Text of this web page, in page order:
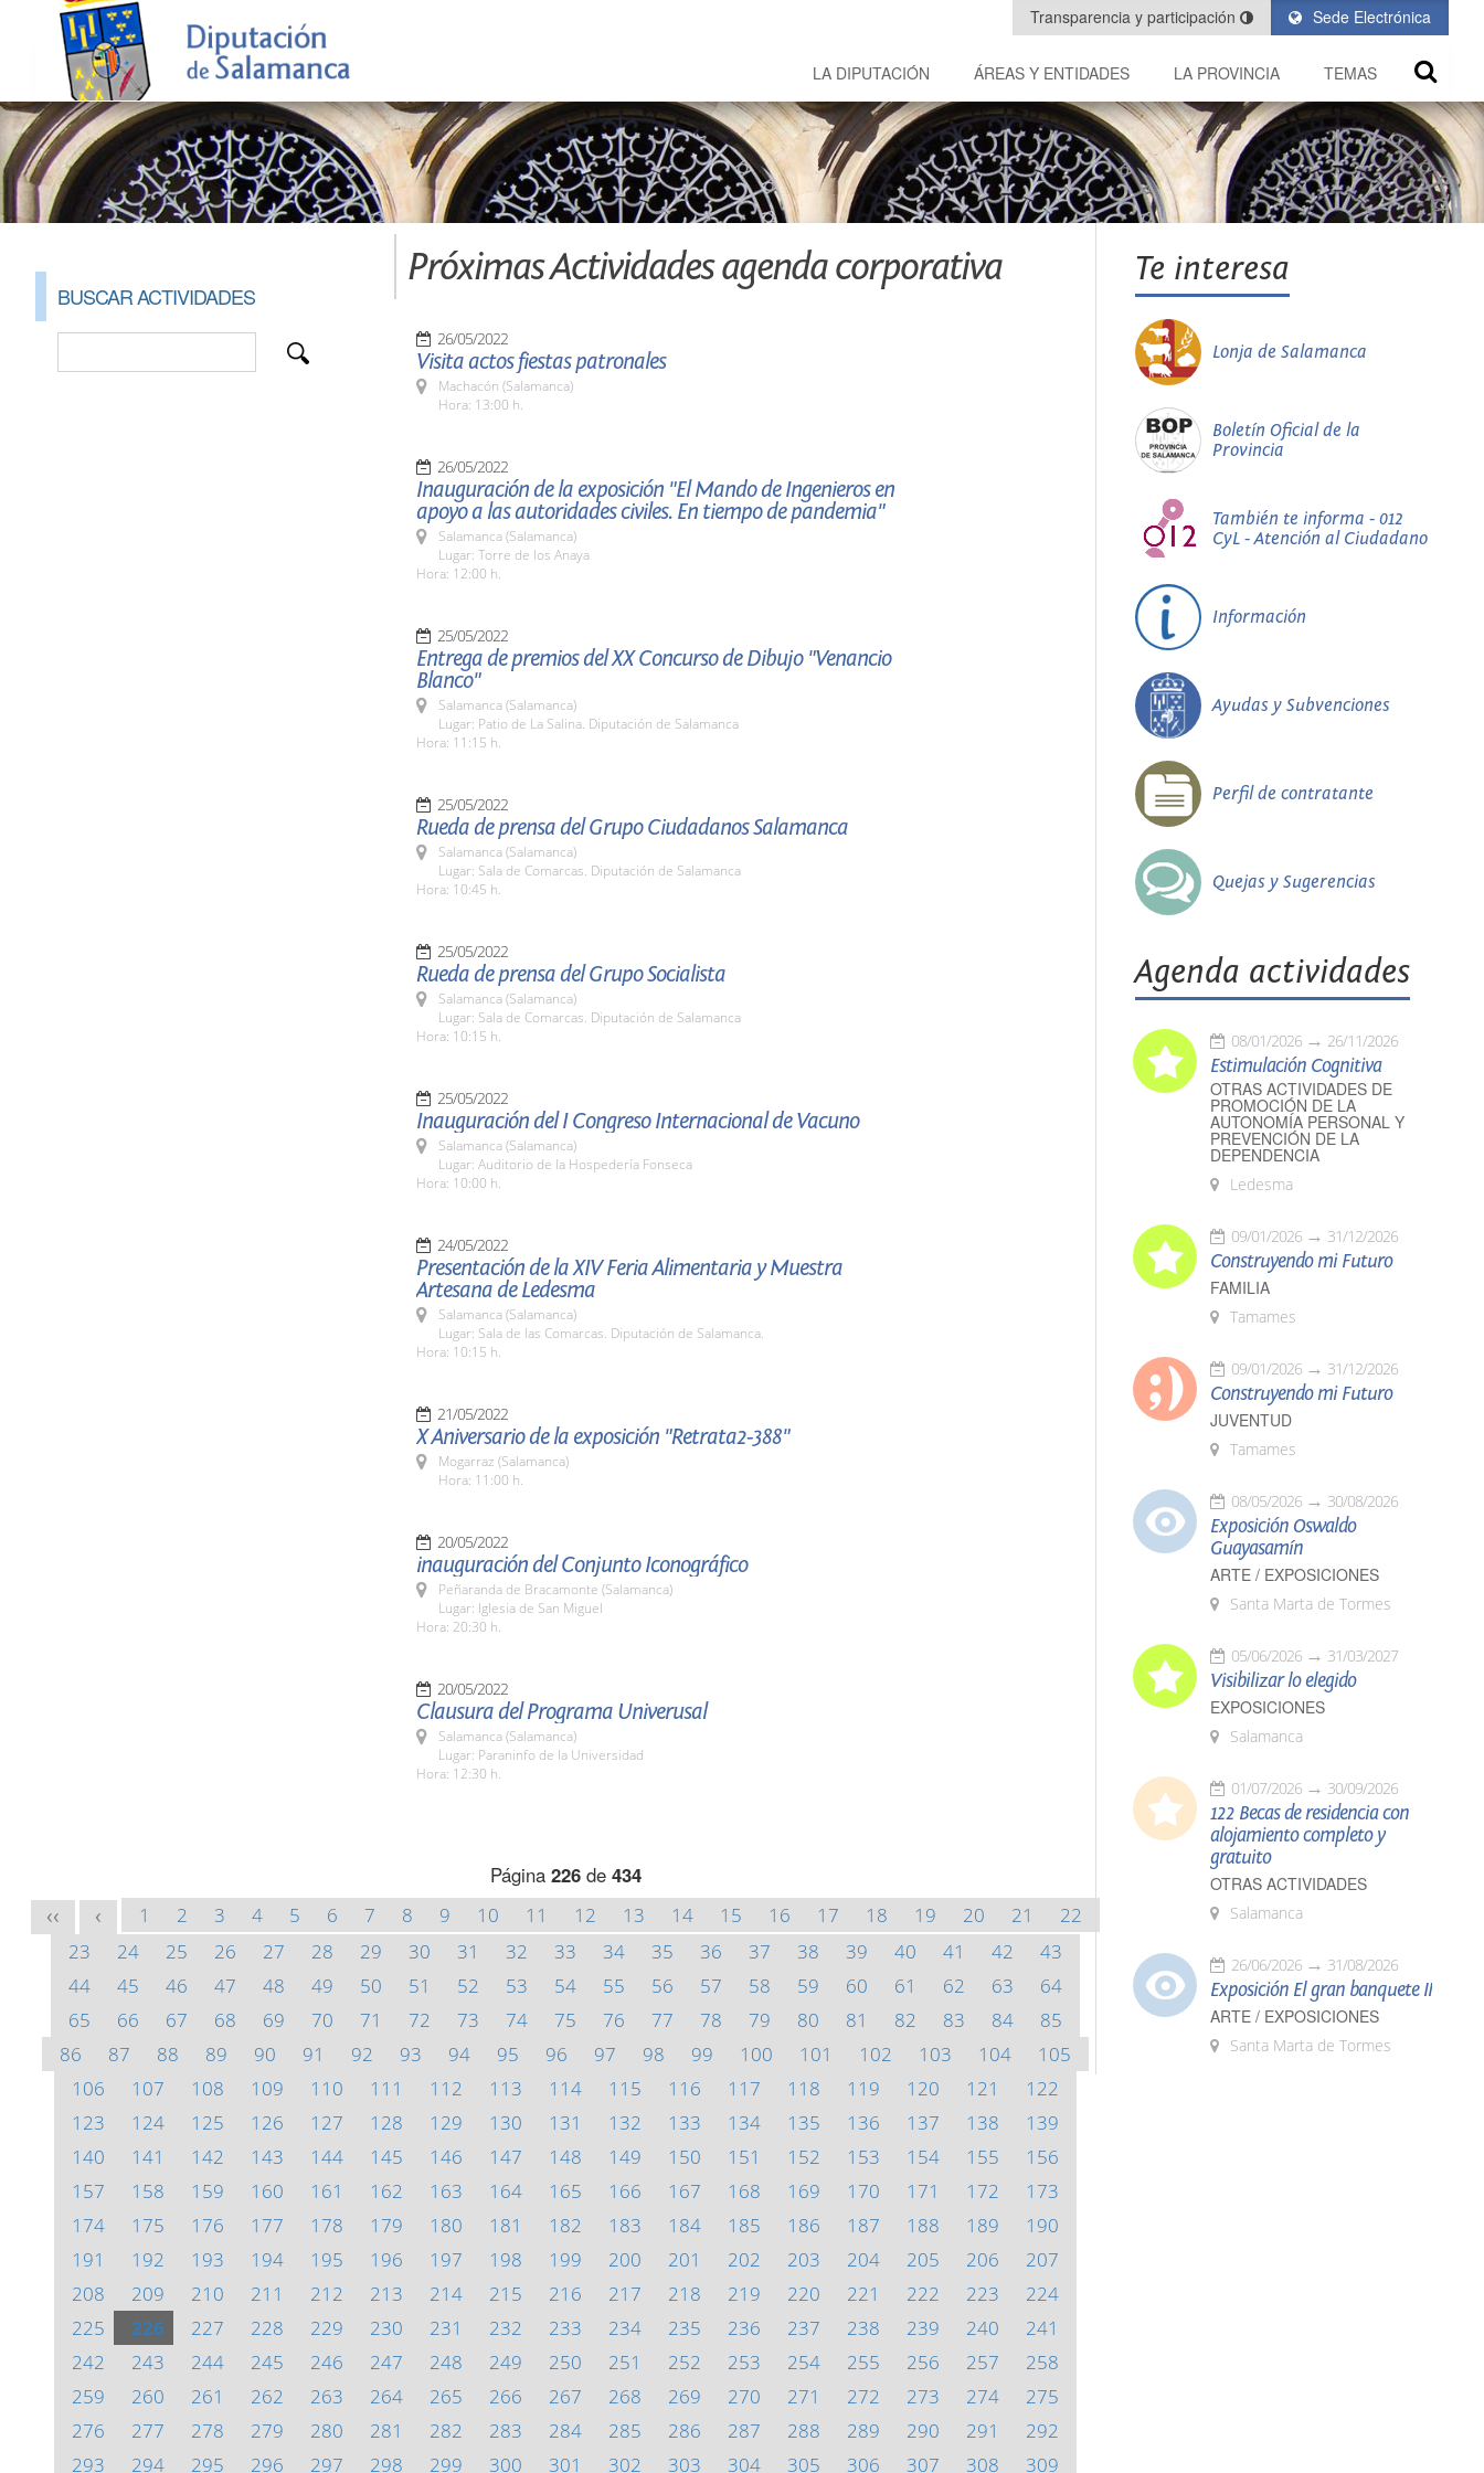
Sede Electrónica
Transparencia y participación
LA DIPUTACIÓN ÁREAS Y ENTIDADES LA PROVINCIA TEMAS
BUSCAR ACTIVIDADES
Próximas Actividades agenda corporativa
26/05/2022
Visita actos fiestas patronales
Machacón (Salamanca)
Hora: 13:00 h.
26/05/2022
Inauguración de la exposición "El Mando de Ingenieros en
apoyo a las autoridades civiles. En tiempo de pandemia"
Salamanca (Salamanca)
Lugar: Torre de los Anaya
Hora: 12:00 h.
25/05/2022
Entrega de premios del XX Concurso de Dibujo "Venancio
Blanco"
Salamanca (Salamanca)
Lugar: Patio de La Salina. Diputación de Salamanca
Hora: 11:15 h.
25/05/2022
Rueda de prensa del Grupo Ciudadanos Salamanca
Salamanca (Salamanca)
Lugar: Sala de Comarcas. Diputación de Salamanca
Hora: 10:45 h.
25/05/2022
Rueda de prensa del Grupo Socialista
Salamanca (Salamanca)
Lugar: Sala de Comarcas. Diputación de Salamanca
Hora: 10:15 h.
25/05/2022
Inauguración del I Congreso Internacional de Vacuno
Salamanca (Salamanca)
Lugar: Auditorio de la Hospedería Fonseca
Hora: 10:00 h.
24/05/2022
Presentación de la XIV Feria Alimentaria y Muestra
Artesana de Ledesma
Salamanca (Salamanca)
Lugar: Sala de las Comarcas. Diputación de Salamanca.
Hora: 10:15 h.
21/05/2022
X Aniversario de la exposición "Retrata2-388"
Mogarraz (Salamanca)
Hora: 11:00 h.
20/05/2022
inauguración del Conjunto Iconográfico
Peñaranda de Bracamonte (Salamanca)
Lugar: Iglesia de San Miguel
Hora: 20:30 h.
20/05/2022
Clausura del Programa Univerusal
Salamanca (Salamanca)
Lugar: Paraninfo de la Universidad
Hora: 12:30 h.
Página 226de 434
<< < 1 2 3 4 5 6 7 8 9 10 11 12 13 14 15 16 17 18 19 20 21
22
23
24 25 26 27 28 29 30 31 32 33 34 35 36 37 38 39 40 41 42
43
44
45 46 47 48 49 50 51 52 53 54 55 56 57 58 59 60 61 62 63
64
65
66 67 68 69 70 71 72 73 74 75 76 77 78 79 80 81 82 83 84
85
86
87 88 89 90 91 92 93 94 95 96 97 98 99 100 101 102 103 104
105
106
107 108 109 110 111 112 113 114 115 116 117 118 119 120 121
122
123
124 125 126 127 128 129 130 131 132 133 134 135 136 137 138
139
140
141 142 143 144 145 146 147 148 149 150 151 152 153 154 155
156
157
158 159 160 161 162 163 164 165 166 167 168 169 170 171 172
173
174
175 176 177 178 179 180 181 182 183 184 185 186 187 188 189
190
191
192 193 194 195 196 197 198 199 200 201 202 203 204 205 206
207
208
209 210 211 212 213 214 215 216 217 218 219 220 221 222 223
224
225
226 227 228 229 230 231 232 233 234 235 236 237 238 239 240
241
242
243 244 245 246 247 248 249 250 251 252 253 254 255 256 257
258
259
260 261 262 263 264 265 266 267 268 269 270 271 272 273 274
275
276
277 278 279 280 281 282 283 284 285 286 287 288 289 290 291
292
293
294 295 296 297 298 299 300 301 302 303 304 305 306 307 308 309
Te interesa
Lonja de Salamanca
Boletín Oficial de la
Provincia
También te informa - 012
CyL - Atención al Ciudadano
Información
Ayudas y Subvenciones
Perfil de contratante
Quejas y Sugerencias
Agenda actividades
08/01/2026 26/11/2026
Estimulación Cognitiva
OTRAS ACTIVIDADES DE
PROMOCIÓN DE LA
AUTONOMÍA PERSONAL Y
PREVENCIÓN DE LA
DEPENDENCIA
Ledesma
09/01/2026 31/12/2026
Construyendo mi Futuro
FAMILIA
Tamames
09/01/2026 31/12/2026
Construyendo mi Futuro
JUVENTUD
Tamames
08/05/2026 30/08/2026
Exposición Oswaldo
Guayasamín
ARTE / EXPOSICIONES
Santa Marta de Tormes
05/06/2026 31/03/2027
Visibilizar lo elegido
EXPOSICIONES
Salamanca
01/07/2026 30/09/2026
122 Becas de residencia con
alojamiento completo y
gratuito
OTRAS ACTIVIDADES
Salamanca
26/06/2026 31/08/2026
Exposición El gran banquete II
ARTE / EXPOSICIONES
Santa Marta de Tormes